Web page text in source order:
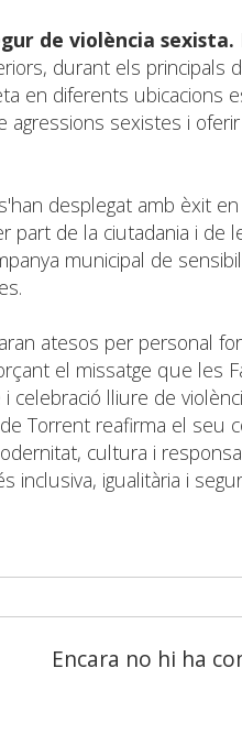
de violència
durant els principals
en diferents ubicacions
agressions sexistes i
desplegat amb èxit
part de la ciutadania i de
municipal de
atesos per personal
el missatge que les
celebració lliure de
Torrent reafirma el seu
cultura i
inclusiva, igualitària i
Encara no hi ha